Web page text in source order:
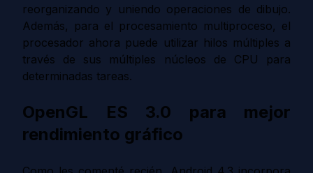
reorganizando y uniendo operaciones de dibujo.
Además, para el procesamiento multiproceso, el
procesador ahora puede utilizar hilos múltiples a
través de sus múltiples núcleos de CPU para
determinadas tareas.
OpenGL ES 3.0 para mejor
rendimiento gráfico